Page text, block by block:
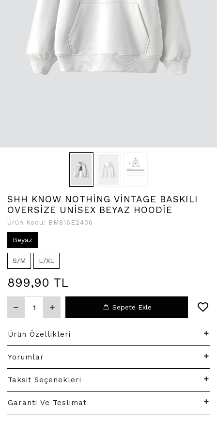
SHH KNOW NOTHİNG VİNTAGE BASKILI
OVERSİZE UNİSEX BEYAZ HOODİE
Ürün Kodu: BM816E2406
Beyaz
S/M L/XL
899,90 TL
Sepete Ekle
Ürün Özellikleri
Yorumlar
Taksit Seçenekleri
Garanti Ve Teslimat